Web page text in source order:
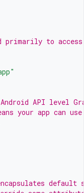
primarily to
API level
your app can
default